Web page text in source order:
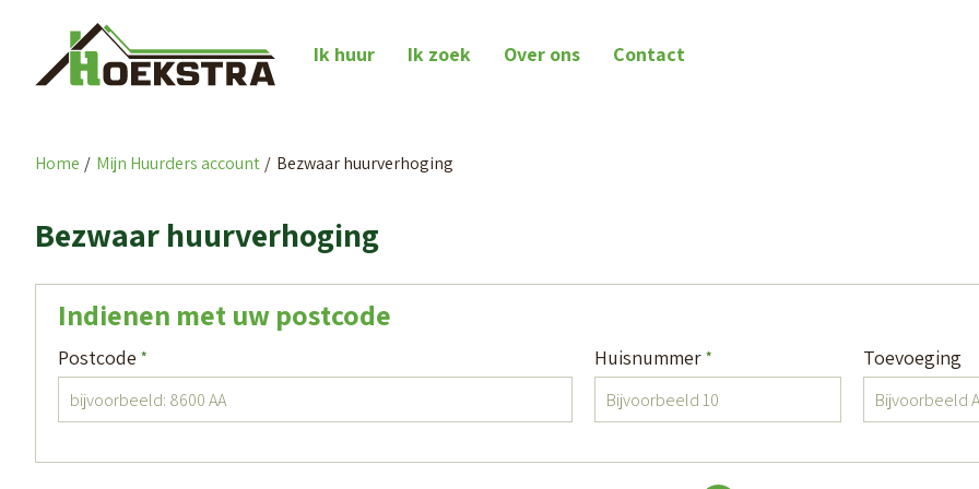
Naar hoofdinhoud
Naar hoofdnavigatiemenu
Naar zoeken
Naar de homepage
Ik huur Ik zoek Over ons Contact
Home Mijn Huurders account Bezwaar huurverhoging
Bezwaar huurverhoging
Indienen met uw postcode
Postcode * Huisnummer*
Toevoeging